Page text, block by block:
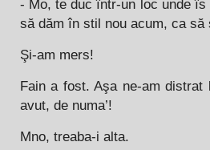
- Mo, te duc într-un loc unde
să dăm în stil nou acum, ca
Şi-am mers!
Fain a fost. Aşa ne-am
avut, de numa’!
Mno, treaba-i alta.